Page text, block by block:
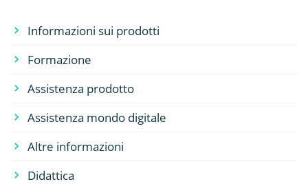
Informazioni sui prodotti
Formazione
Assistenza prodotto
Assistenza mondo digitale
Altre informazioni
Didattica